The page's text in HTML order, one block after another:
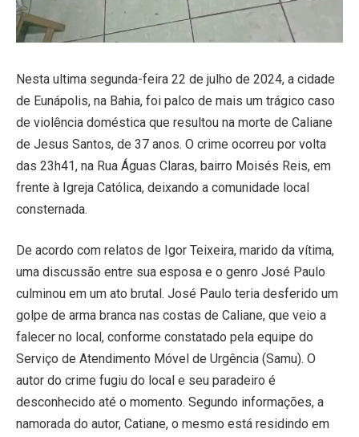
Nesta ultima segunda-feira 22 de julho de 2024, a cidade
de Eunápolis, na Bahia, foi palco de mais um trágico caso
de violência doméstica que resultou na morte de Caliane
de Jesus Santos, de 37 anos. O crime ocorreu por volta
das 23h41, na Rua Águas Claras, bairro Moisés Reis, em
frente à Igreja Católica, deixando a comunidade local
consternada.
De acordo com relatos de Igor Teixeira, marido da vítima,
uma discussão entre sua esposa e o genro José Paulo
culminou em um ato brutal. José Paulo teria desferido um
golpe de arma branca nas costas de Caliane, que veio a
falecer no local, conforme constatado pela equipe do
Serviço de Atendimento Móvel de Urgência (Samu). O
autor do crime fugiu do local e seu paradeiro é
desconhecido até o momento. Segundo informações, a
namorada do autor, Catiane, o mesmo está residindo em